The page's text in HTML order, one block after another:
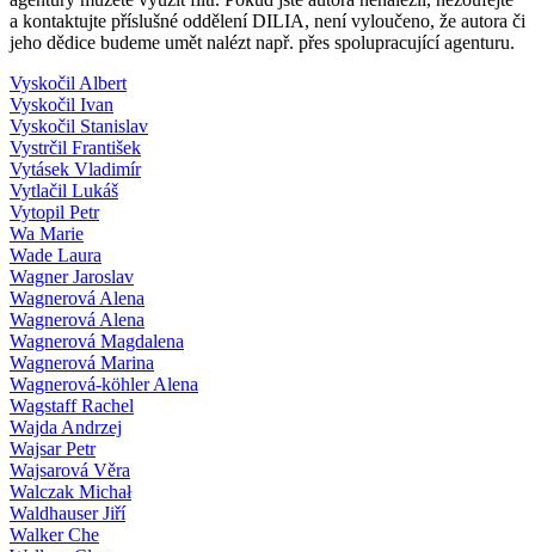
a kontaktujte příslušné oddělení DILIA, není vyloučeno, že autora či
jeho dědice budeme umět nalézt např. přes spolupracující agenturu.
Vyskočil Albert
Vyskočil Ivan
Vyskočil Stanislav
Vystrčil František
Vytásek Vladimír
Vytlačil Lukáš
Vytopil Petr
Wa Marie
Wade Laura
Wagner Jaroslav
Wagnerová Alena
Wagnerová Alena
Wagnerová Magdalena
Wagnerová Marina
Wagnerová-köhler Alena
Wagstaff Rachel
Wajda Andrzej
Wajsar Petr
Wajsarová Věra
Walczak Michał
Waldhauser Jiří
Walker Che